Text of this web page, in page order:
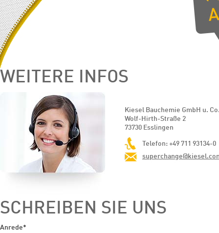
WEITERE INFOS
Kiesel Bauchemie GmbH u.
Wolf-Hirth-Straße 2
73730 Esslingen
Telefon: +49 711 93134-0
SCHREIBEN SIE UNS
Anrede*